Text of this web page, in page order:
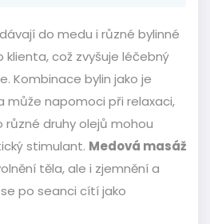
do medu i různé bylinné
což zvyšuje léčebný
Kombinace bylin jako je
může napomoci při relaxaci,
druhy olejů mohou
stimulant. Medová masáž
těla, ale i zjemnění a
po seanci cítí jako